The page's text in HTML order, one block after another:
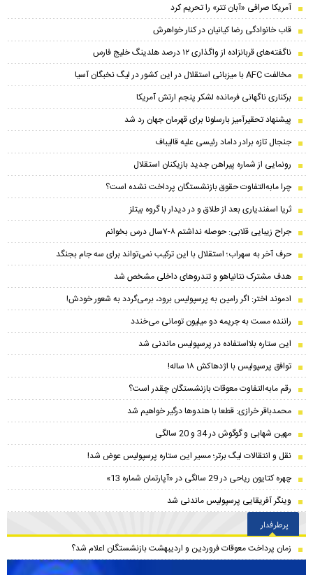
آمریکا صرافی «آبان تتر» را تحریم کرد
قاب خانوادگی رضا کیانیان در کنار خواهرش
ناگفته‌های قربانزاده از واگذاری ۱۲ درصد هلدینگ خلیج فارس
مخالفت AFC با میزبانی استقلال در این کشور در لیگ نخبگان آسیا
برکناری ناگهانی فرمانده لشکر پنجم ارتش آمریکا
پیشنهاد تحقیرآمیز بارسلونا برای قهرمان جهان رد شد
جنجال تازه برادر داماد رئیسی علیه قالیباف
رونمایی از شماره پیراهن جدید بازیکنان استقلال
چرا مابه‌التفاوت حقوق بازنشستگان پرداخت نشده است؟
ثریا اسفندیاری بعد از طلاق و در دیدار با گروه بیتلز
جراح زیبایی قلابی: حوصله نداشتم ۸-۷سال درس بخوانم
حرف آخر به سهراب؛ استقلال با این ترکیب نمی‌تواند برای سه جام بجنگد
هدف مشترک نتانیاهو و تندروهای داخلی مشخص شد
ادموند اختر: اگر رامین به پرسپولیس برود، برمی‌گردد به شعور خودش!
راننده مست به جریمه دو میلیون تومانی می‌خندد
این ستاره بلااستفاده در پرسپولیس ماندنی شد
توافق پرسپولیس با اژدهاکش ۱۸ ساله!
رقم مابه‌‌التفاوت معوقات بازنشستگان چقدر است؟
محمدباقر خرازی: قطعا با هندوها درگیر خواهیم شد
مهین شهابی و گوگوش در 34 و 20 سالگی
نقل و انتقالات لیگ برتر؛ مسیر این ستاره پرسپولیس عوض شد!
چهره کتایون ریاحی در 29 سالگی در «آپارتمان شماره 13»
وینگر آفریقایی پرسپولیس ماندنی شد
پرطرفدار
زمان پرداخت معوقات فروردین و اردیبهشت بازنشستگان اعلام شد؟